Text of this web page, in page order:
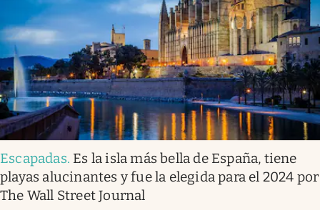
Escapadas. Es la isla más bella de España, tiene
playas alucinantes y fue la elegida para el 2024 por
The Wall Street Journal